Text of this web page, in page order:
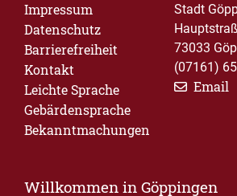
Impressum
Datenschutz
Barrierefreiheit
Kontakt
Leichte Sprache
Gebärdensprache
Bekanntmachungen
Stadt
73033
(07161)
Email
Willkommen in Göppingen